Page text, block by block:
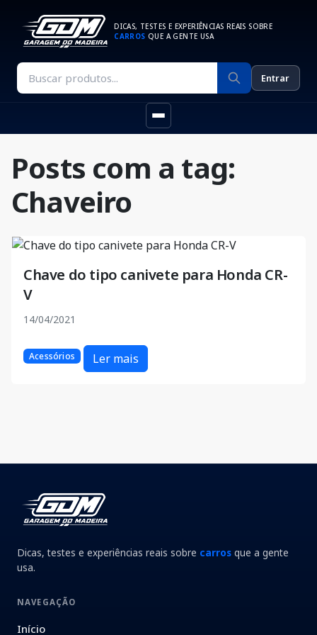
DICAS, TESTES E EXPERIÊNCIAS REAIS SOBRE
CARROS QUE A GENTE USA
Entrar
Posts com a tag:
Chaveiro
Chave do tipo canivete para Honda CR-
V
14/04/2021
Acessórios Ler mais
Dicas, testes e experiências reais sobre carros que a gente
usa.
NAVEGAÇÃO
Início